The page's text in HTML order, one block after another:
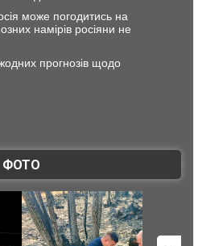
може погодитись на
намірів росіяни не
прогнозів щодо
ФОТО